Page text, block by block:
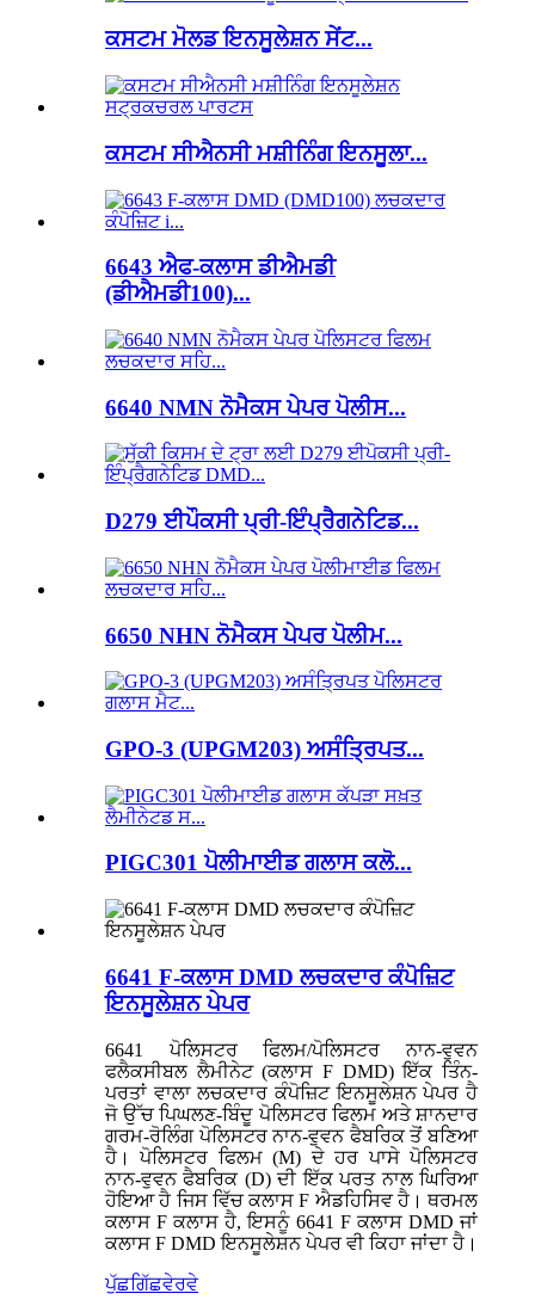
ਕਸਟਮ ਮੋਲਡ ਇਨਸੂਲੇਸ਼ਨ ਸੇਂਟ...
ਕਸਟਮ ਸੀਐਨਸੀ ਮਸ਼ੀਨਿੰਗ ਇਨਸੂਲਾ...
6643 ਐਫ-ਕਲਾਸ ਡੀਐਮਡੀ
(ਡੀਐਮਡੀ100)...
6640 NMN ਨੋਮੈਕਸ ਪੇਪਰ ਪੋਲੀਸ...
D279 ਈਪੌਕਸੀ ਪ੍ਰੀ-ਇੰਪ੍ਰੈਗਨੇਟਿਡ...
6650 NHN ਨੋਮੈਕਸ ਪੇਪਰ ਪੋਲੀਮ...
GPO-3 (UPGM203) ਅਸੰਤ੍ਰਿਪਤ...
PIGC301 ਪੋਲੀਮਾਈਡ ਗਲਾਸ ਕਲੋ...
6641 F-ਕਲਾਸ DMD ਲਚਕਦਾਰ ਕੰਪੋਜ਼ਿਟ
ਇਨਸੂਲੇਸ਼ਨ ਪੇਪਰ
6641 ਪੋਲਿਸਟਰ ਫਿਲਮ/ਪੋਲਿਸਟਰ ਨਾਨ-ਵੁਵਨ
ਫਲੈਕਸੀਬਲ ਲੈਮੀਨੇਟ (ਕਲਾਸ F DMD) ਇੱਕ ਤਿੰਨ-
ਪਰਤਾਂ ਵਾਲਾ ਲਚਕਦਾਰ ਕੰਪੋਜ਼ਿਟ ਇਨਸੂਲੇਸ਼ਨ ਪੇਪਰ ਹੈ
ਜੋ ਉੱਚ ਪਿਘਲਣ-ਬਿੰਦੂ ਪੋਲਿਸਟਰ ਫਿਲਮ ਅਤੇ ਸ਼ਾਨਦਾਰ
ਗਰਮ-ਰੋਲਿੰਗ ਪੋਲਿਸਟਰ ਨਾਨ-ਵੁਵਨ ਫੈਬਰਿਕ ਤੋਂ ਬਣਿਆ
ਹੈ। ਪੋਲਿਸਟਰ ਫਿਲਮ (M) ਦੇ ਹਰ ਪਾਸੇ ਪੋਲਿਸਟਰ
ਨਾਨ-ਵੁਵਨ ਫੈਬਰਿਕ (D) ਦੀ ਇੱਕ ਪਰਤ ਨਾਲ ਘਿਰਿਆ
ਹੋਇਆ ਹੈ ਜਿਸ ਵਿੱਚ ਕਲਾਸ F ਐਡਹਿਸਿਵ ਹੈ। ਥਰਮਲ
ਕਲਾਸ F ਕਲਾਸ ਹੈ, ਇਸਨੂੰ 6641 F ਕਲਾਸ DMD ਜਾਂ
ਕਲਾਸ F DMD ਇਨਸੂਲੇਸ਼ਨ ਪੇਪਰ ਵੀ ਕਿਹਾ ਜਾਂਦਾ ਹੈ।
ਪੁੱਛਗਿੱਛਵੇਰਵੇ